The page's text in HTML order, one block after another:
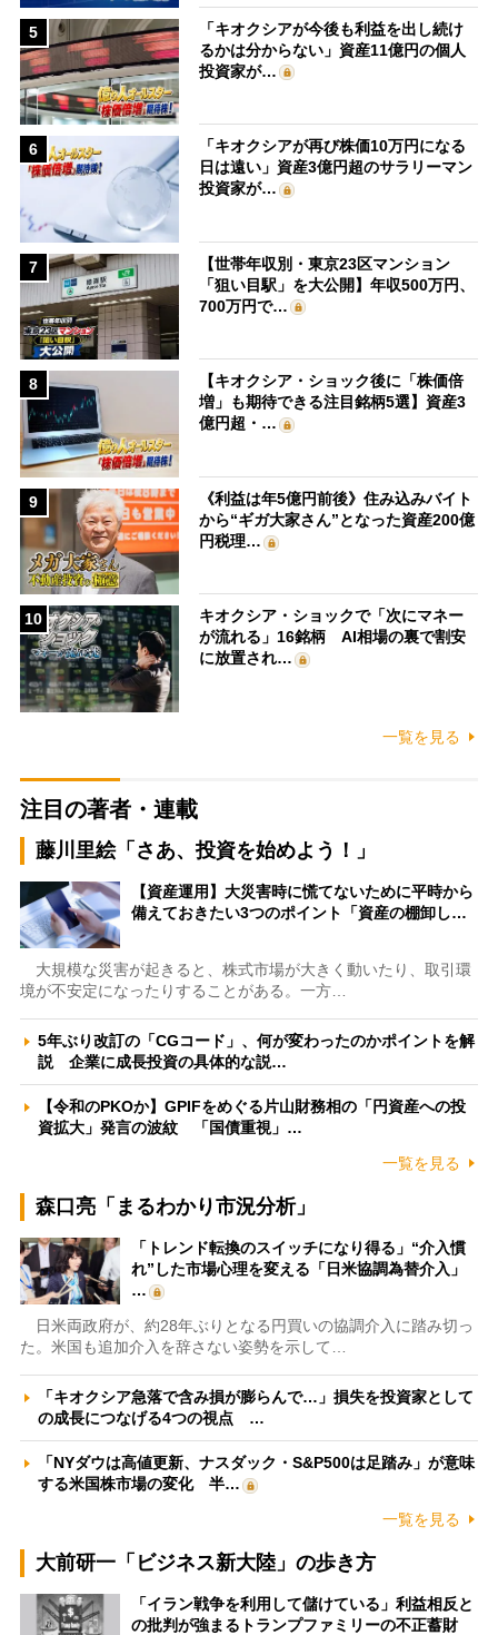
5
「キオクシアが今後も利益を出し続け
るかは分からない」資産11億円の個人
投資家が…
6
「キオクシアが再び株価10万円になる
日は遠い」資産3億円超のサラリーマン
投資家が…
7
【世帯年収別・東京23区マンション
「狙い目駅」を大公開】年収500万円、
700万円で…
8
【キオクシア・ショック後に「株価倍
増」も期待できる注目銘柄5選】資産3
億円超・…
9
《利益は年5億円前後》住み込みバイト
から“ギガ大家さん”となった資産200億
円税理…
10
キオクシア・ショックで「次にマネー
が流れる」16銘柄 AI相場の裏で割安
に放置され…
一覧を見る
注目の著者・連載
藤川里絵「さあ、投資を始めよう！」
【資産運用】大災害時に慌てないために平時から
備えておきたい3つのポイント「資産の棚卸し…
大規模な災害が起きると、株式市場が大きく動いたり、取引環
境が不安定になったりすることがある。一方…
5年ぶり改訂の「CGコード」、何が変わったのかポイントを解
説 企業に成長投資の具体的な説…
【令和のPKOか】GPIFをめぐる片山財務相の「円資産への投
資拡大」発言の波紋 「国債重視」…
一覧を見る
森口亮「まるわかり市況分析」
「トレンド転換のスイッチになり得る」“介入慣
れ”した市場心理を変える「日米協調為替介入」
…
日米両政府が、約28年ぶりとなる円買いの協調介入に踏み切っ
た。米国も追加介入を辞さない姿勢を示して…
「キオクシア急落で含み損が膨らんで…」損失を投資家として
の成長につなげる4つの視点 …
「NYダウは高値更新、ナスダック・S&P500は足踏み」が意味
する米国株市場の変化 半…
一覧を見る
大前研一「ビジネス新大陸」の歩き方
「イラン戦争を利用して儲けている」利益相反と
の批判が強まるトランプファミリーの不正蓄財